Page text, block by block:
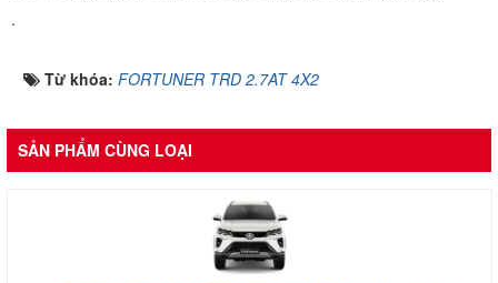
.
Từ khóa: FORTUNER TRD 2.7AT 4X2
SẢN PHẨM CÙNG LOẠI